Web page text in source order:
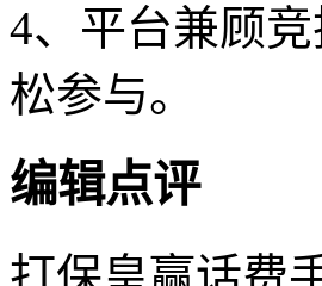
4、平台兼顾
松参与。
编辑点评